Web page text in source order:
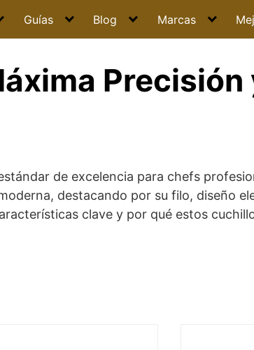
Guías Blog Marcas
Precisión
de excelencia para chefs
destacando por su filo, diseño
clave y por qué estos